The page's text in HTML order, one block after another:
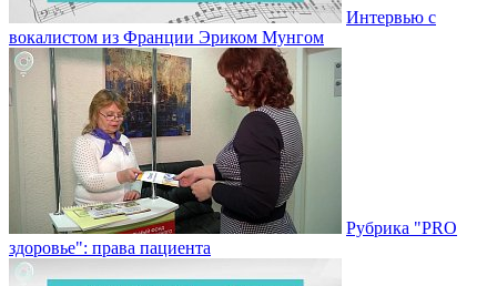
Интервью с
вокалистом из Франции Эриком Мунгом
Рубрика "PRO
здоровье": права пациента